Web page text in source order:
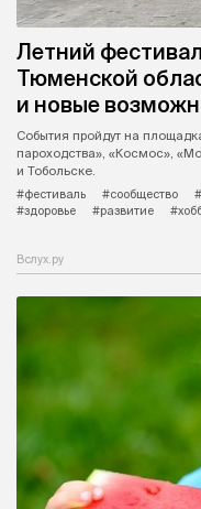
Летний
Тюменской
и новые
События пройдут на
пароходства», «Космос»,
и Тобольске.
#фестиваль
#сообщество
#здоровье
#развитие
Вслух.ру